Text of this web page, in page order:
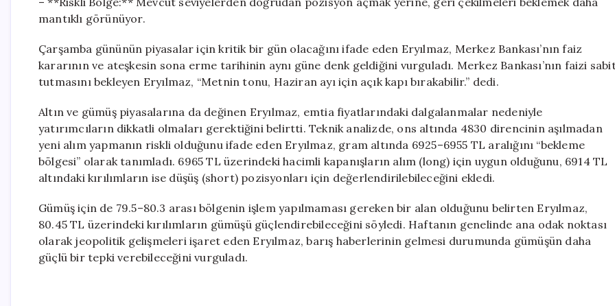
mantıklı görünüyor.
Çarşamba gününün piyasalar için kritik bir gün olacağını ifade eden Eryılmaz, Merkez Bankası’nın faiz
kararının ve ateşkesin sona erme tarihinin aynı güne denk geldiğini vurguladı. Merkez Bankası’nın faizi
tutmasını bekleyen Eryılmaz, “Metnin tonu, Haziran ayı için açık kapı bırakabilir.” dedi.
Altın ve gümüş piyasalarına da değinen Eryılmaz, emtia fiyatlarındaki dalgalanmalar nedeniyle
yatırımcıların dikkatli olmaları gerektiğini belirtti. Teknik analizde, ons altında 4830 direncinin aşılmadan
yeni alım yapmanın riskli olduğunu ifade eden Eryılmaz, gram altında 6925–6955 TL aralığını “bekleme
bölgesi” olarak tanımladı. 6965 TL üzerindeki hacimli kapanışların alım (long) için uygun olduğunu, 6914 TL
altındaki kırılımların ise düşüş (short) pozisyonları için değerlendirilebileceğini ekledi.
Gümüş için de 79.5–80.3 arası bölgenin işlem yapılmaması gereken bir alan olduğunu belirten Eryılmaz,
80.45 TL üzerindeki kırılımların gümüşü güçlendirebileceğini söyledi. Haftanın genelinde ana odak noktası
olarak jeopolitik gelişmeleri işaret eden Eryılmaz, barış haberlerinin gelmesi durumunda gümüşün daha
güçlü bir tepki verebileceğini vurguladı.